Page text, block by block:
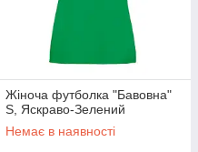
Жіноча футболка "Бавовна"
S, Яскраво-Зелений
Немає в наявності